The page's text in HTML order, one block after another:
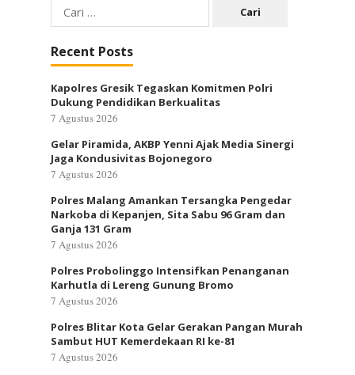
Cari
untuk:
Recent Posts
Kapolres Gresik Tegaskan Komitmen Polri
Dukung Pendidikan Berkualitas
7 Agustus 2026
Gelar Piramida, AKBP Yenni Ajak Media Sinergi
Jaga Kondusivitas Bojonegoro
7 Agustus 2026
Polres Malang Amankan Tersangka Pengedar
Narkoba di Kepanjen, Sita Sabu 96 Gram dan
Ganja 131 Gram
7 Agustus 2026
Polres Probolinggo Intensifkan Penanganan
Karhutla di Lereng Gunung Bromo
7 Agustus 2026
Polres Blitar Kota Gelar Gerakan Pangan Murah
Sambut HUT Kemerdekaan RI ke-81
7 Agustus 2026